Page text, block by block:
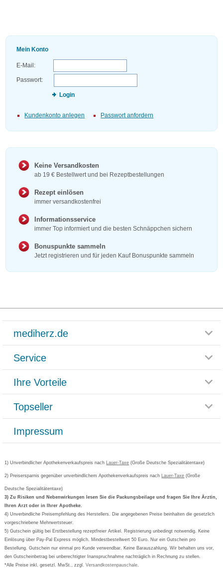
Mein Konto
E-Mail:
Passwort:
Login
Kundenkonto anlegen Passwort anfordern
Keine Versandkosten
ab 19 € Bestellwert und bei Rezeptbestellungen
Rezept einlösen
immer versandkostenfrei
Informationsservice
immer Top informiert und die besten Schnäppchen sichern
Bonuspunkte sammeln
Jetzt registrieren und für jeden Kauf Bonuspunkte sammeln
mediherz.de
Glossar
Häufig gestellte Fragen
Datenschutz
AGB
Cookie-Einstellungen
Vertrag widerrufen
Service
Rücksendemöglichkeit
Paketlieferstatus
Versandkosten
Bestellschein ausfüllen
Newsletteranmeldung
Ihre Vorteile
Rezeptlieferung
Bonusprogramm
Gutschein und Rabatte
Kundenbewertung
Topseller
Grippostad
Bepanthen
Formoline
Wick
Eucerin
Basica
Impressum
1) Unverbindlicher Apothekenverkaufspreis nach Lauer-Taxe (Große Deutsche Spezialitätentaxe)
2) Preisersparnis gegenüber unverbindlichem Apothekenverkaufspreis nach Lauer-Taxe (Große
Deutsche Spezialitätentaxe)
3) Zu Risiken und Nebenwirkungen lesen Sie die Packungsbeilage und fragen Sie Ihre Ärztin,
Ihren Arzt oder in Ihrer Apotheke.
4) Unverbindliche Preisempfehlung des Herstellers. Die angegebenen Preise beinhalten die gesetzlich
vorgeschriebene Mehrwertsteuer.
5) Gutschein gültig bei Erstbestellung rezeptfreier Artikel. Registrierung unbedingt notwendig. Keine
Einlösung über Pay-Pal Express möglich. Mindestbestellwert 50 Euro. Nur ein Gutschein pro
Bestellung. Gutschein nur einmal pro Kunde verwendbar. Keine Barauszahlung. Wir behalten uns vor,
den Gutscheinbetrag bei unberechtigter Inanspruchnahme nachträglich in Rechnung zu stellen.
*Alle Preise inkl. gesetzl. MwSt., zzgl.Versandkostenpauschale